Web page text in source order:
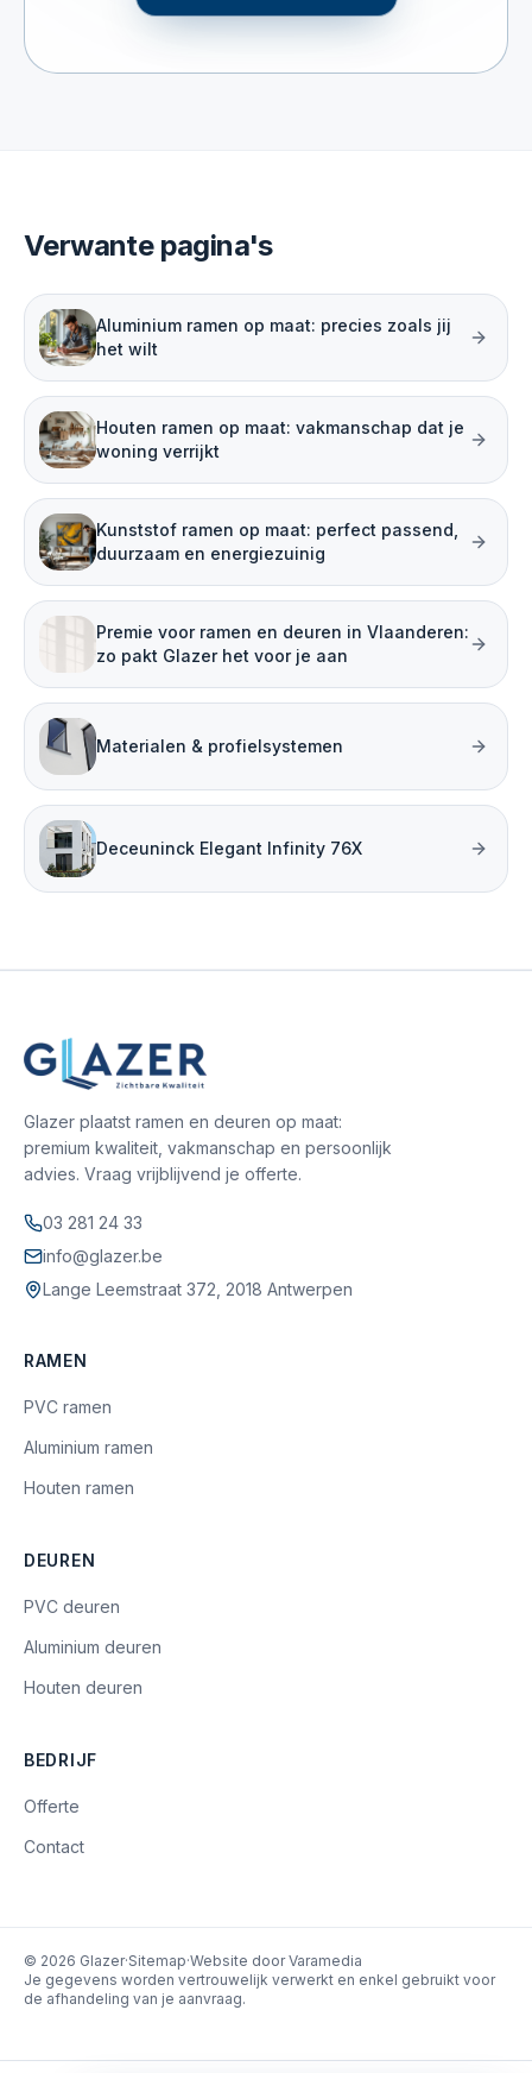
Verwante pagina's
Aluminium ramen op maat: precies zoals jij
het wilt
Houten ramen op maat: vakmanschap dat je
woning verrijkt
Kunststof ramen op maat: perfect passend,
duurzaam en energiezuinig
Premie voor ramen en deuren in Vlaanderen:
zo pakt Glazer het voor je aan
Materialen & profielsystemen
Deceuninck Elegant Infinity 76X
Glazer plaatst ramen en deuren op maat:
premium kwaliteit, vakmanschap en persoonlijk
advies. Vraag vrijblijvend je offerte.
03 281 24 33
info@glazer.be
Lange Leemstraat 372, 2018 Antwerpen
RAMEN
PVC ramen
Aluminium ramen
Houten ramen
DEUREN
PVC deuren
Aluminium deuren
Houten deuren
BEDRIJF
Offerte
Contact
© 2026 Glazer·Sitemap·Website door Varamedia
Je gegevens worden vertrouwelijk verwerkt en enkel gebruikt voor
de afhandeling van je aanvraag.